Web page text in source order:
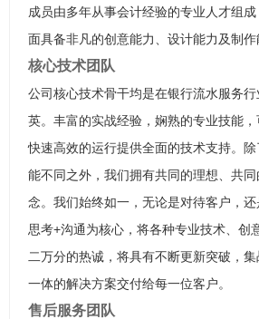
成员由多年从事会计经验的专业人才组
面具备非凡的创意能力、设计能力及制作
核心技术团队
公司核心技术骨干均是在银行流水服务
英。丰富的实战经验，娴熟的专业技能
快速高效的运行提供全面的技术支持。
能不同之外，我们拥有共同的理想、共
念。我们始终如一，无论是对待客户，
思考+沟通为核心，将各种专业技术、创
二万分的热诚，将具有不断更新突破，
一体的解决方案交付给每一位客户。
售后服务团队